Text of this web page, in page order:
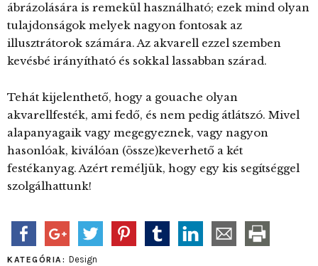
ábrázolására is remekül használható; ezek mind olyan
tulajdonságok melyek nagyon fontosak az
illusztrátorok számára. Az akvarell ezzel szemben
kevésbé irányítható és sokkal lassabban szárad.
Tehát kijelenthető, hogy a gouache olyan
akvarellfesték, ami fedő, és nem pedig átlátszó. Mivel
alapanyagaik vagy megegyeznek, vagy nagyon
hasonlóak, kiválóan (össze)keverhető a két
festékanyag. Azért reméljük, hogy egy kis segítséggel
szolgálhattunk!
KATEGÓRIA: Design